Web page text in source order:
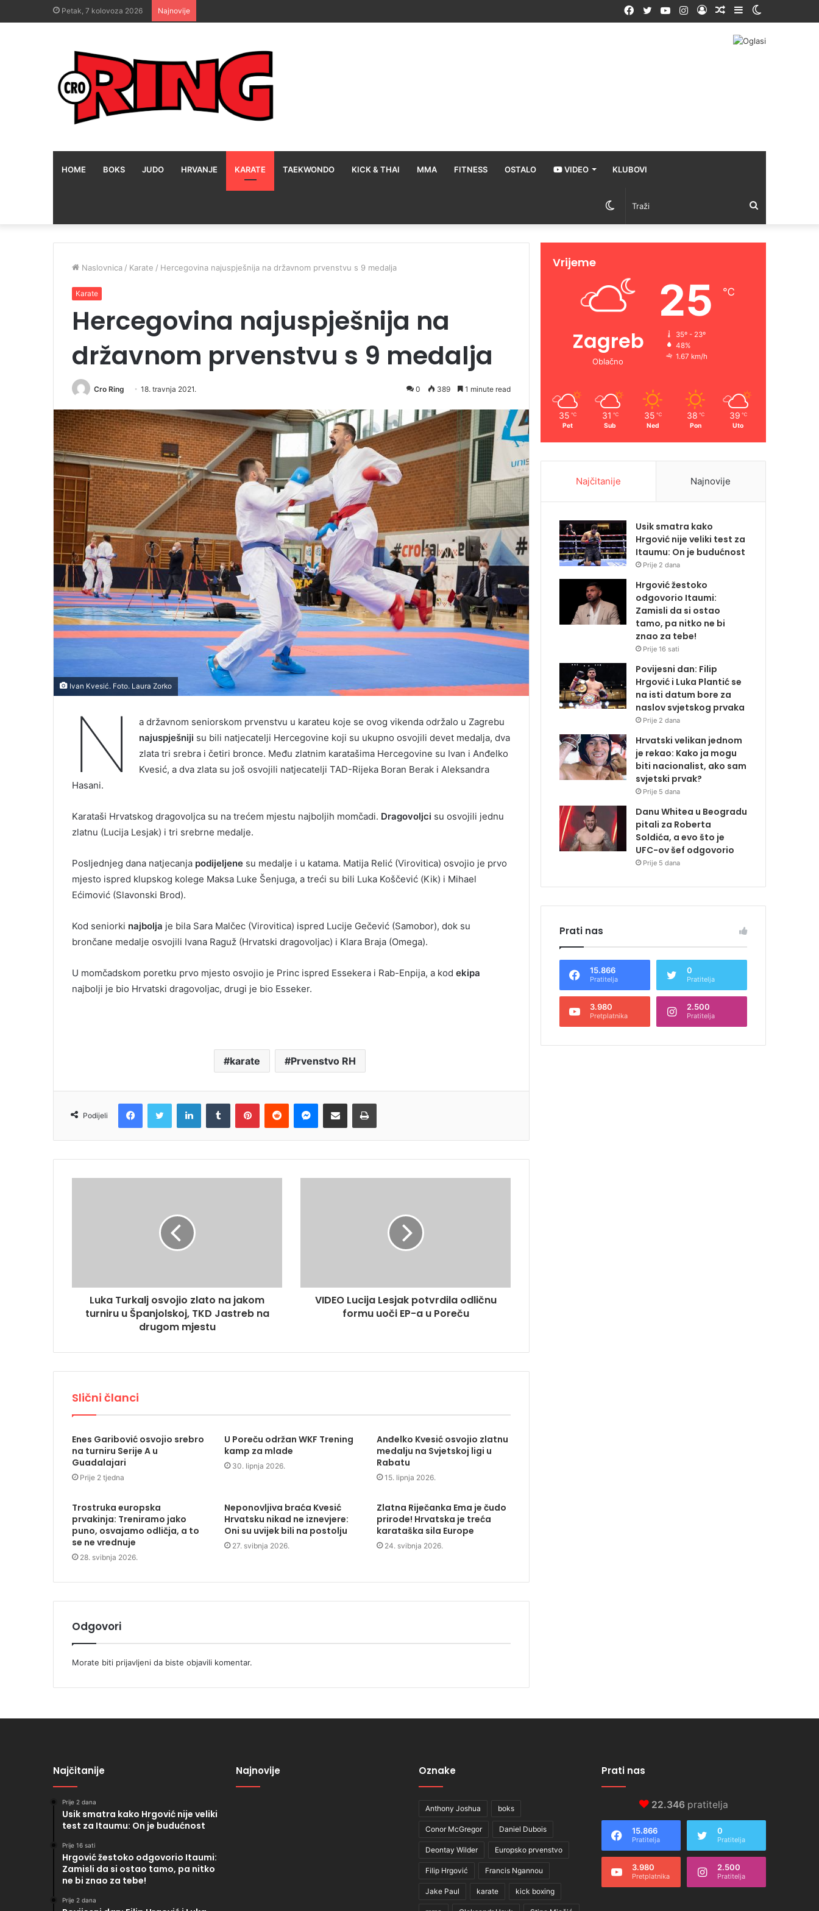
Petak, 7 kolovoza 2026 Najnovije Sidebar
Random
Prijava
Instagram
YouTube
Twitter
Facebook
HOME BOKS JUDO HRVANJE KARATE TAEKWONDO KICK & THAI MMA FITNESS OSTALO VIDEO KLUBOVI
Traži
Switch
skin
Naslovnica / Karate / Hercegovina najuspješnija na državnom prvenstvu s 9 medalja
Karate
Hercegovina najuspješnija na
državnom prvenstvu s 9 medalja
Cro Ring 18. travnja 2021. 0 389 1 minute read
Ivan Kvesić. Foto. Laura Zorko
N
a državnom seniorskom prvenstvu u karateu koje se ovog vikenda održalo u Zagrebu
najuspješniji su bili natjecatelji Hercegovine koji su ukupno osvojili devet medalja, dva
zlata tri srebra i četiri bronce. Među zlatnim karatašima Hercegovine su Ivan i Anđelko
Kvesić, a dva zlata su još osvojili natjecatelji TAD-Rijeka Boran Berak i Aleksandra
Hasani.
Karataši Hrvatskog dragovoljca su na trećem mjestu najboljih momčadi. Dragovoljci su osvojili jednu
zlatnu (Lucija Lesjak) i tri srebrne medalje.
Posljednjeg dana natjecanja podijeljene su medalje i u katama. Matija Relić (Virovitica) osvojio je prvo
mjesto ispred klupskog kolege Maksa Luke Šenjuga, a treći su bili Luka Koščević (Kik) i Mihael
Ećimović (Slavonski Brod).
Kod seniorki najbolja je bila Sara Malčec (Virovitica) ispred Lucije Gečević (Samobor), dok su
brončane medalje osvojili Ivana Raguž (Hrvatski dragovoljac) i Klara Braja (Omega).
U momčadskom poretku prvo mjesto osvojio je Princ ispred Essekera i Rab-Enpija, a kod ekipa
najbolji je bio Hrvatski dragovoljac, drugi je bio Esseker.
karate Prvenstvo RH
Podijeli
FacebookTwitter LinkedInTumblr PinterestReddit MessengerPodijeli e-mailom Ispis
Luka Turkalj osvojio zlato na jakom
turniru u Španjolskoj, TKD Jastreb na
drugom mjestu
VIDEO Lucija Lesjak potvrdila odličnu
formu uoči EP-a u Poreču
Slični članci
Enes Garibović osvojio srebro
na turniru Serije A u
Guadalajari
Prije 2 tjedna
U Poreču održan WKF Trening
kamp za mlade
30. lipnja 2026.
Anđelko Kvesić osvojio zlatnu
medalju na Svjetskoj ligi u
Rabatu
15. lipnja 2026.
Trostruka europska
prvakinja: Treniramo jako
puno, osvajamo odličja, a to
se ne vrednuje
28. svibnja 2026.
Neponovljiva braća Kvesić
Hrvatsku nikad ne iznevjere:
Oni su uvijek bili na postolju
27. svibnja 2026.
Zlatna Riječanka Ema je čudo
prirode! Hrvatska je treća
karataška sila Europe
24. svibnja 2026.
Odgovori
Morate biti prijavljeni da biste objavili komentar.
Vrijeme
Zagreb
Oblačno
25 ℃
35º - 23º
48%
1.67 km/h
35 ℃
Pet
31 ℃
Sub
35 ℃
Ned
38 ℃
Pon
39 ℃
Uto
Najčitanije Najnovije
Usik smatra kako
Hrgović nije veliki test za
Itaumu: On je budućnost
Prije 2 dana
Hrgović žestoko
odgovorio Itaumi:
Zamisli da si ostao
tamo, pa nitko ne bi
znao za tebe!
Prije 16 sati
Povijesni dan: Filip
Hrgović i Luka Plantić se
na isti datum bore za
naslov svjetskog prvaka
Prije 2 dana
Hrvatski velikan jednom
je rekao: Kako ja mogu
biti nacionalist, ako sam
svjetski prvak?
Prije 5 dana
Danu Whitea u Beogradu
pitali za Roberta
Soldića, a evo što je
UFC-ov šef odgovorio
Prije 5 dana
Prati nas
15.866
Pratitelja
0
Pratitelja
3.980
Pretplatnika
2.500
Pratitelja
Najčitanije
Prije 2 dana
Usik smatra kako Hrgović nije veliki
test za Itaumu: On je budućnost
Prije 16 sati
Hrgović žestoko odgovorio Itaumi:
Zamisli da si ostao tamo, pa nitko
ne bi znao za tebe!
Prije 2 dana
Najnovije Oznake
Anthony Joshua boks
Conor McGregor Daniel Dubois
Deontay Wilder Europsko prvenstvo
Filip Hrgović Francis Ngannou
Jake Paul karate kick boxing
Prati nas
22.346 pratitelja
15.866
Pratitelja
0
Pratitelja
3.980
Pretplatnika
2.500
Pratitelja